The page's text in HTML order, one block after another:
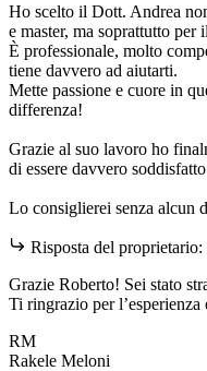
Ho scelto il Dott. Andrea
e master, ma soprattutto per
È professionale, molto
tiene davvero ad aiutarti.
Mette passione e cuore in
differenza!
Grazie al suo lavoro ho
di essere davvero
Lo consiglierei senza alcun
Risposta del proprietario:
Grazie Roberto! Sei stato
Ti ringrazio per
RM
Rakele Meloni